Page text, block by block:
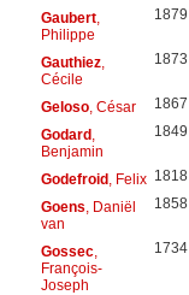
Gaubert,
Philippe
1879
Gauthiez,
Cécile
1873
Geloso, César 1867
Godard,
Benjamin
1849
Godefroid, Felix 1818
Goens , Daniël
van
1858
Gossec,
François-
Joseph
1734